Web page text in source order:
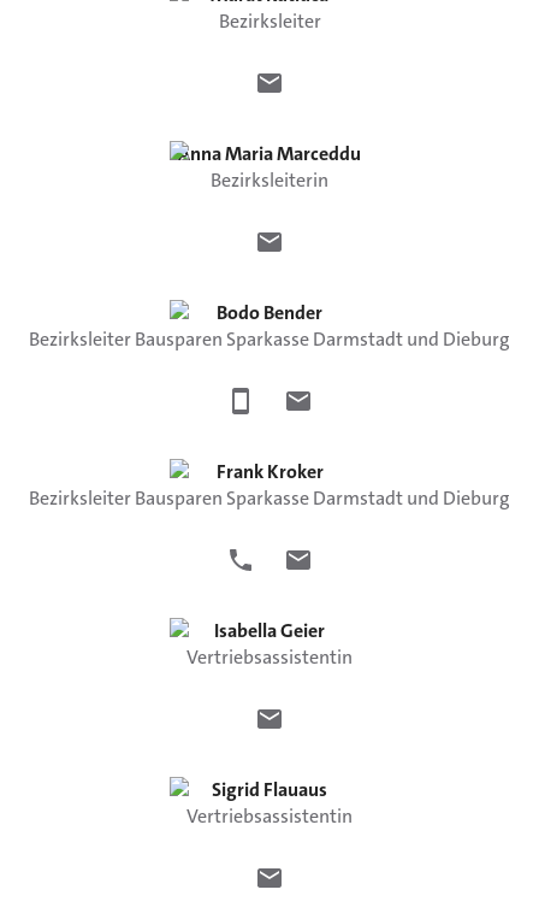
Bezirksleiter
Anna MariaMarceddu
Bezirksleiterin
BodoBender
Bezirksleiter Bausparen Sparkasse Darmstadt und Dieburg
Frank Kroker
Bezirksleiter Bausparen Sparkasse Darmstadt und Dieburg
IsabellaGeier
Vertriebsassistentin
Sigrid Flauaus
Vertriebsassistentin